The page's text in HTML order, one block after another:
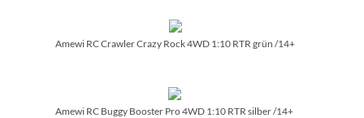
Amewi RC Crawler Crazy Rock 4WD 1:10 RTR grün /­14+
Amewi RC Buggy Booster Pro 4WD 1:10 RTR silber /­14+